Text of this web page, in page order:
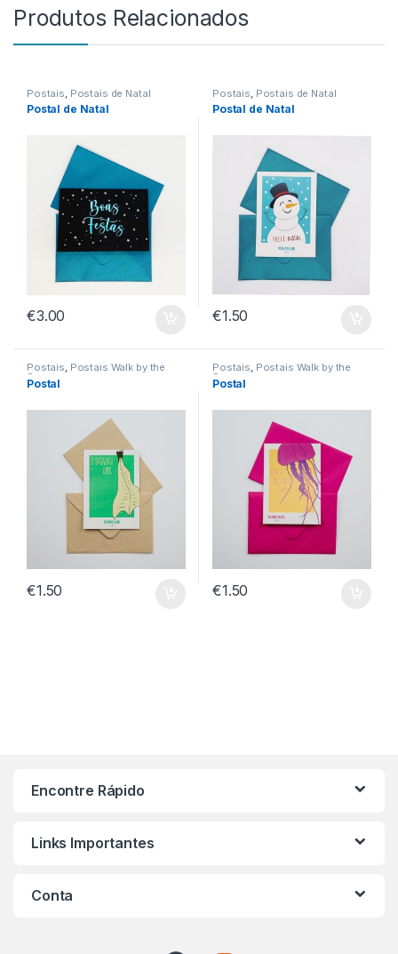
Produtos Relacionados
Postais Postais de Natal
Postal de Natal
€3.00
Postais Postais de Natal
Postal de Natal
€1.50
Postais, Postais Walk by the
Sea
Postal
€1.50
Postais, Postais Walk by the
Sea
Postal
€1.50
Encontre Rápido
Links Importantes
Conta